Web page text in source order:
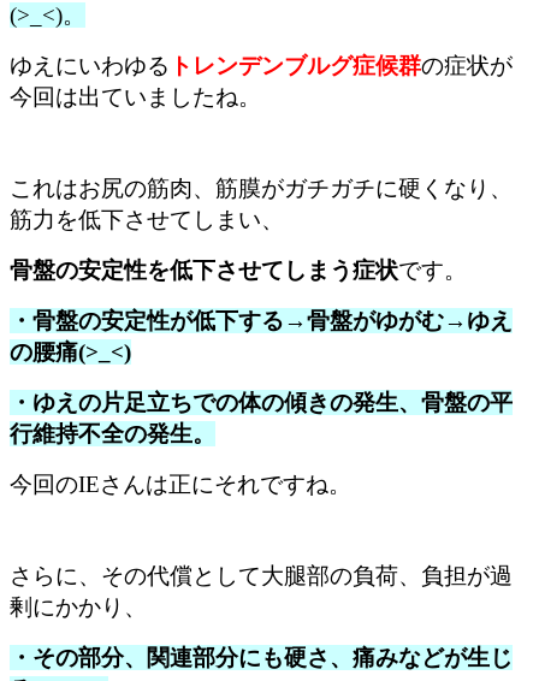
(>_<)。
ゆえにいわゆる トレンデンブルグ症候群の症状が
今回は出ていましたね。
これはお尻の筋肉、筋膜がガチガチに硬くなり、
筋力を低下させてしまい、
骨盤の安定性を低下させてしまう症状です。
・骨盤の安定性が低下する→骨盤がゆがむ→ゆえ
の腰痛(>_<)
・ゆえの片足立ちでの体の傾きの発生、骨盤の平
行維持不全の発生。
今回のIEさんは正にそれですね。
さらに、その代償として大腿部の負荷、負担が過
剰にかかり、
・その部分、関連部分にも硬さ、痛みなどが生じ